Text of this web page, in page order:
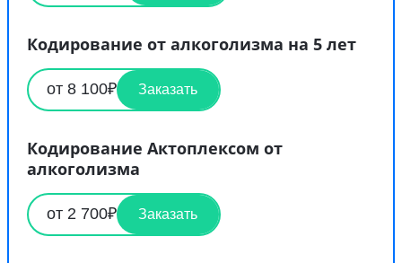
Кодирование от алкоголизма на 5 лет
от 8 100₽ Заказать
Кодирование Актоплексом от
алкоголизма
от 2 700₽ Заказать